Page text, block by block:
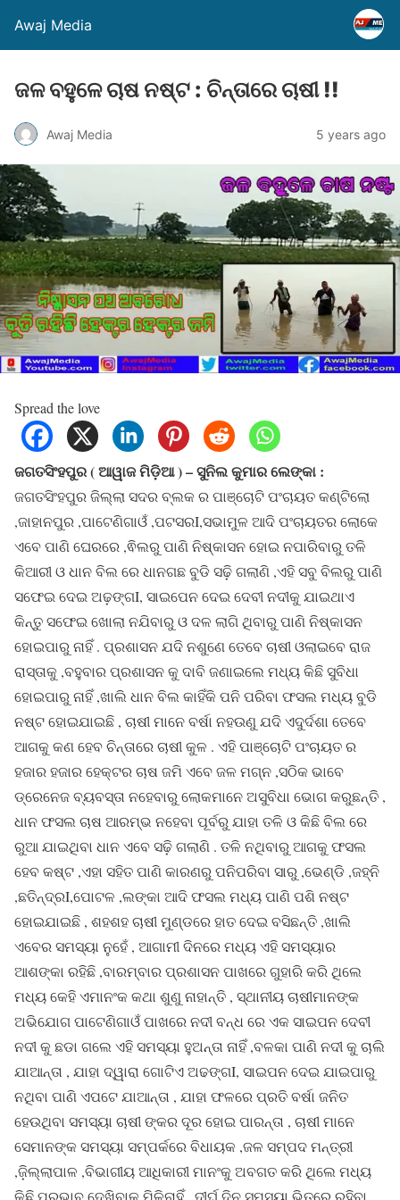
Awaj Media
ଜଳ ବହୁଳେ ଚାଷ ନଷ୍ଟ : ଚିନ୍ତାରେ ଚାଷୀ !!
Awaj Media 5 years ago
Spread the love
ଜଗତସିଂହପୁର ( ଆୱାଜ ମିଡ଼ିଆ ) – ସୁନିଲ କୁମାର ଲେଙ୍କା :
ଜଗତସିଂହପୁର ଜିଲ୍ଲା ସଦର ବ୍ଲକ ର ପାଞ୍ଚୋଟି ପଂଚାୟତ କଣ୍ଟିଲୋ
,ଜାହାନପୁର ,ପାଟେଣିଗାଓଁ ,ପଟସରI,ସଭାମୁଳ ଆଦି ପଂଚାୟତର ଲୋକେ
ଏବେ ପାଣି ଘେରରେ ,ଵିଲରୁ ପାଣି ନିଷ୍କାସନ ହୋଇ ନପାରିବାରୁ ତଳି
କିଆରୀ ଓ ଧାନ ବିଲ ରେ ଧାନଗଛ ବୁଡି ସଢ଼ି ଗଲାଣି ,ଏହି ସବୁ ବିଲରୁ ପାଣି
ସଫେଇ ଦେଇ ଅଢ଼ଙ୍ଗI, ସାଇପେନ ଦେଇ ଦେବୀ ନଦୀକୁ ଯାଇଥାଏ
କିନ୍ତୁ ସଫେଇ ଖୋଲା ନଯିବାରୁ ଓ ଦଳ ଲାଗି ଥିବାରୁ ପାଣି ନିଷ୍କାସନ
ହୋଇପାରୁ ନାହିଁ . ପ୍ରଶାସନ ଯଦି ନଶୁଣେ ତେବେ ଚାଷୀ ଓଲାଇବେ ରାଜ
ରାସ୍ତାକୁ ,ବହୁବାର ପ୍ରଶାସନ କୁ ଦାବି ଜଣାଇଲେ ମଧ୍ୟ କିଛି ସୁବିଧା
ହୋଇପାରୁ ନାହିଁ ,ଖାଲି ଧାନ ବିଲ କାହିଁକି ପନି ପରିବା ଫସଲ ମଧ୍ୟ ବୁଡି
ନଷ୍ଟ ହୋଇଯାଇଛି , ଚାଷୀ ମାନେ ବର୍ଷା ନହଉଣୁ ଯଦି ଏଦୁର୍ଦଶା ତେବେ
ଆଗକୁ କଣ ହେବ ଚିନ୍ତାରେ ଚାଷୀ କୁଳ . ଏହି ପାଞ୍ଚୋଟି ପଂଚାୟତ ର
ହଜାର ହଜାର ହେକ୍ଟର ଚାଷ ଜମି ଏବେ ଜଳ ମଗ୍ନ ,ସଠିକ ଭାବେ
ଡ୍ରେନେଜ ବ୍ୟବସ୍ତା ନହେବାରୁ ଲୋକମାନେ ଅସୁବିଧା ଭୋଗ କରୁଛନ୍ତି ,
ଧାନ ଫସଲ ଚାଷ ଆରମ୍ଭ ନହେବା ପୂର୍ବରୁ ଯାହା ତଳି ଓ କିଛି ବିଲ ରେ
ରୁଆ ଯାଇଥିବା ଧାନ ଏବେ ସଢ଼ି ଗଲାଣି . ତଳି ନଥିବାରୁ ଆଗକୁ ଫସଲ
ହେବ କଷ୍ଟ ,ଏହା ସହିତ ପାଣି କାରଣରୁ ପନିପରିବା ସାରୁ ,ଭେଣ୍ଡି ,ଜହ୍ନି
,ଛତିନ୍ଦ୍ରI,ପୋଟଳ ,ଲଙ୍କା ଆଦି ଫସଲ ମଧ୍ୟ ପାଣି ପଶି ନଷ୍ଟ
ହୋଇଯାଇଛି , ଶହଶହ ଚାଷୀ ମୁଣ୍ଡରେ ହାତ ଦେଇ ବସିଛନ୍ତି ,ଖାଲି
ଏବେର ସମସ୍ୟା ନୁହେଁ , ଆଗାମୀ ଦିନରେ ମଧ୍ୟ ଏହି ସମସ୍ୟାର
ଆଶଙ୍କା ରହିଛି ,ବାରମ୍ବାର ପ୍ରଶାସନ ପାଖରେ ଗୁହାରି କରି ଥିଲେ
ମଧ୍ୟ କେହି ଏମାନଂକ କଥା ଶୁଣୁ ନାହାନ୍ତି , ସ୍ଥାନୀୟ ଚାଷୀମାନଙ୍କ
ଅଭିଯୋଗ ପାଟେଣିଗାଓଁ ପାଖରେ ନଦୀ ବନ୍ଧ ରେ ଏକ ସାଇପନ ଦେବୀ
ନଦୀ କୁ ଛଡା ଗଲେ ଏହି ସମସ୍ୟା ହୁଅନ୍ତା ନାହିଁ ,ବଳକା ପାଣି ନଦୀ କୁ ଚାଲି
ଯାଆନ୍ତା , ଯାହା ଦ୍ୱାରା ଗୋଟିଏ ଅଢଙ୍ଗI, ସାଇପନ ଦେଇ ଯାଇପାରୁ
ନଥିବା ପାଣି ଏପଟେ ଯାଆନ୍ତା , ଯାହା ଫଳରେ ପ୍ରତି ବର୍ଷା ଜନିତ
ହେଉଥିବା ସମସ୍ୟା ଚାଷୀ ଙ୍କର ଦୂର ହୋଇ ପାରନ୍ତା , ଚାଷୀ ମାନେ
ସେମାନଙ୍କ ସମସ୍ୟା ସମ୍ପର୍କରେ ବିଧାୟକ ,ଜଳ ସମ୍ପଦ ମନ୍ତ୍ରୀ
,ଜ଼ିଲ୍ଲାପାଳ ,ବିଭାଗୀୟ ଆଧିକାରୀ ମାନଂକୁ ଅବଗତ କରି ଥିଲେ ମଧ୍ୟ
କିଛି ପ୍ରଭାବ ଦେଖିବାକୁ ମିଳିନାହିଁ , ଦୀର୍ଘ ଦିନ ସମସ୍ୟା ଭିତରେ ରହିବା